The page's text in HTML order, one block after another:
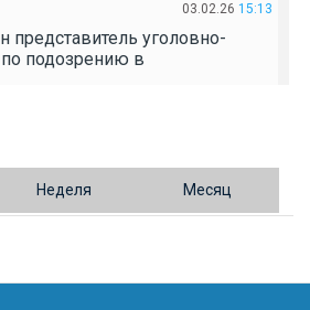
03.02.26 15:13
представитель уголовно-
подозрению в
незаконное выращивание
Договор о зоне, свободной от
Неделя Месяц